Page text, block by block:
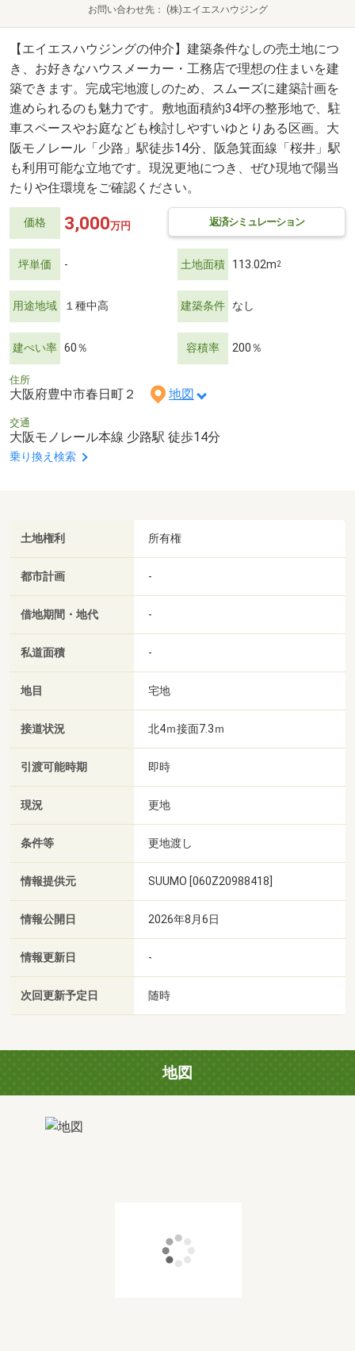
お問い合わせ先 (株)エイエスハウジング
【エイエスハウジングの仲介】建築条件なしの売土地につ
き、お好きなハウスメーカー・工務店で理想の住まいを建
築できます。完成宅地渡しのため、スムーズに建築計画を
進められるのも魅力です。敷地面積約34坪の整形地で、駐
車スペースやお庭なども検討しやすいゆとりある区画。大
阪モノレール「少路」駅徒歩14分、阪急箕面線「桜井」駅
も利用可能な立地です。現況更地につき、ぜひ現地で陽当
たりや住環境をご確認ください。
価格 返済シミュレーション
3,000万円
坪単価 - 土地面積 113.02m2
用途地域 １種中高 建築条件 なし
建ぺい率 60％ 容積率 200％
住所
大阪府豊中市春日町２ 地図
交通
大阪モノレール本線 少路駅 徒歩14分
乗り換え検索
土地権利 所有権
都市計画 -
借地期間・地代 -
私道面積 -
地目 宅地
接道状況 北4ｍ接面7.3ｍ
引渡可能時期 即時
現況 更地
条件等 更地渡し
情報提供元 SUUMO [060Z20988418]
情報公開日 2026年8月6日
情報更新日 -
次回更新予定日 随時
地図